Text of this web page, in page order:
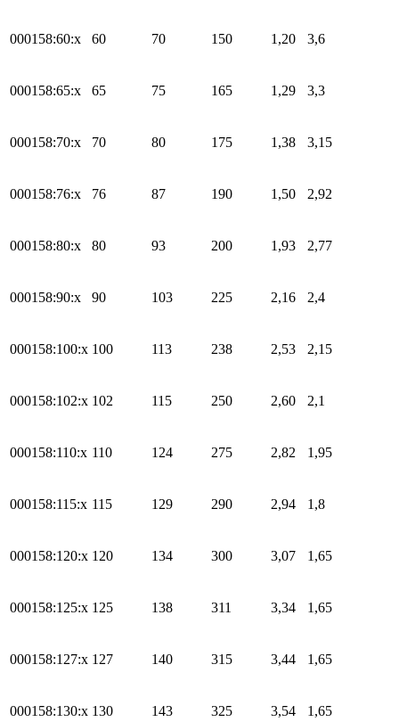
000158:60:x 60 70 150 1,20 3,6
000158:65:x 65 75 165 1,29 3,3
000158:70:x 70 80 175 1,38 3,15
000158:76:x 76 87 190 1,50 2,92
000158:80:x 80 93 200 1,93 2,77
000158:90:x 90 103 225 2,16 2,4
000158:100:x 100 113 238 2,53 2,15
000158:102:x 102 115 250 2,60 2,1
000158:110:x 110 124 275 2,82 1,95
000158:115:x 115 129 290 2,94 1,8
000158:120:x 120 134 300 3,07 1,65
000158:125:x 125 138 311 3,34 1,65
000158:127:x 127 140 315 3,44 1,65
000158:130:x 130 143 325 3,54 1,65